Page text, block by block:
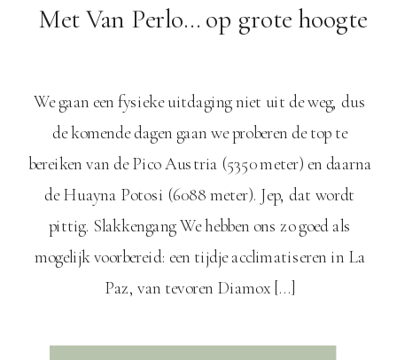
Met Van Perlo… op grote hoogte
We gaan een fysieke uitdaging niet uit de weg, dus
de komende dagen gaan we proberen de top te
bereiken van de Pico Austria (5350 meter) en daarna
de Huayna Potosi (6088 meter). Jep, dat wordt
pittig. Slakkengang We hebben ons zo goed als
mogelijk voorbereid: een tijdje acclimatiseren in La
Paz, van tevoren Diamox […]